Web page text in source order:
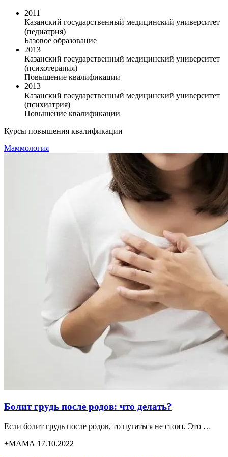
2011
Казанский государственный медицинский университет
(педиатрия)
Базовое образование
2013
Казанский государственный медицинский университет
(психотерапия)
Повышение квалификации
2013
Казанский государственный медицинский университет
(психиатрия)
Повышение квалификации
Курсы повышения квалификации
Маммология
Болит грудь после родов: что делать?
Если болит грудь после родов, то пугаться не стоит. Это …
+МАМА 17.10.2022